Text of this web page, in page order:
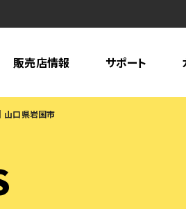
販売店情報 サポート
山口県岩国市